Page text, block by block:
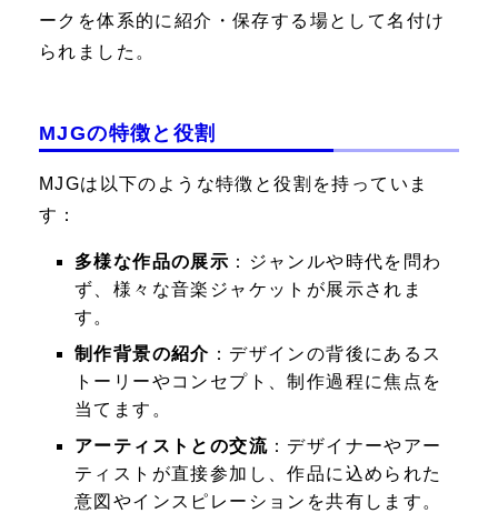
ークを体系的に紹介・保存する場として名付け
られました。
MJGの特徴と役割
MJGは以下のような特徴と役割を持っていま
す：
多様な作品の展示 ：ジャンルや時代を問わ
ず、様々な音楽ジャケットが展示されま
す。
制作背景の紹介 ：デザインの背後にあるス
トーリーやコンセプト、制作過程に焦点を
当てます。
アーティストとの交流 ：デザイナーやアー
ティストが直接参加し、作品に込められた
意図やインスピレーションを共有します。